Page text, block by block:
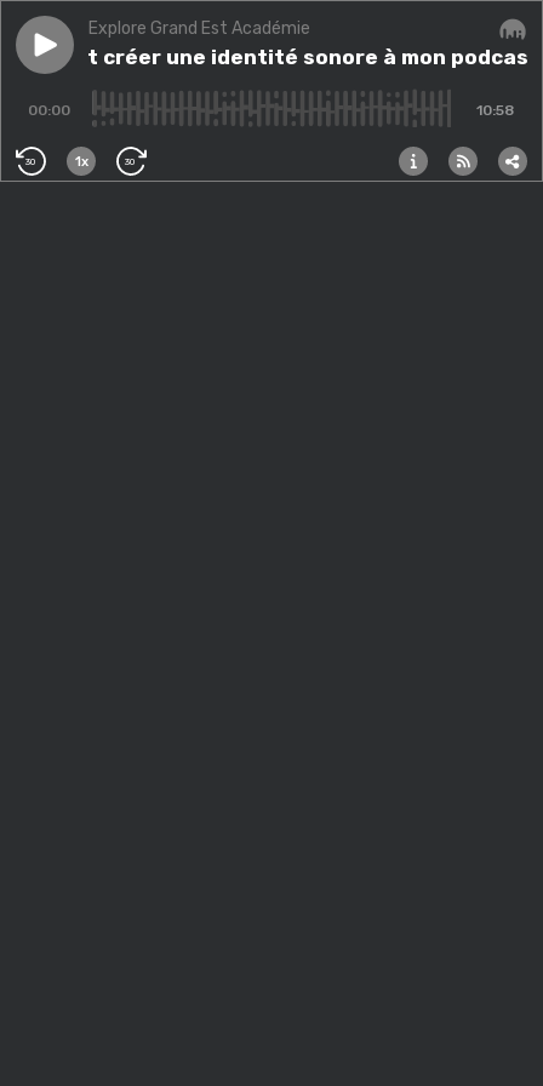
Play episodeComment créer une identité sonore à mon podcast ?
Explore Grand Est Académie
créer une identité sonore à mon podcast
00:00 10:58
30 1x 30